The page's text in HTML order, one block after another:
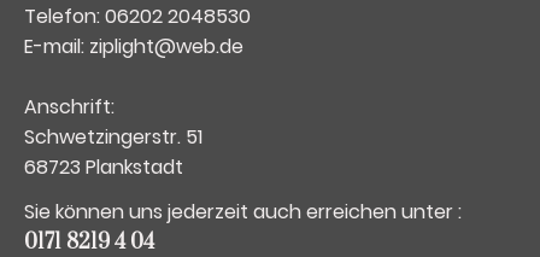
Telefon: 06202 2048530
E-mail: ziplight@web.de
Anschrift:
Schwetzingerstr. 51
68723 Plankstadt
Sie können uns jederzeit auch erreichen unter :
0171 8219 4 04